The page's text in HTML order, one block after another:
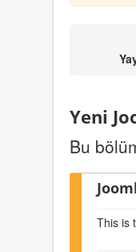
Yeni
Bu
This is